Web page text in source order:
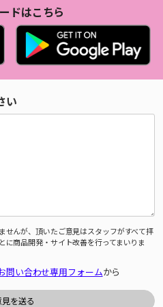
ドはこちら
い
せんが、頂いたご意見はスタッフがすべて拝
に商品開発・サイト改善を行ってまいりま
問い合わせ専用フォームから